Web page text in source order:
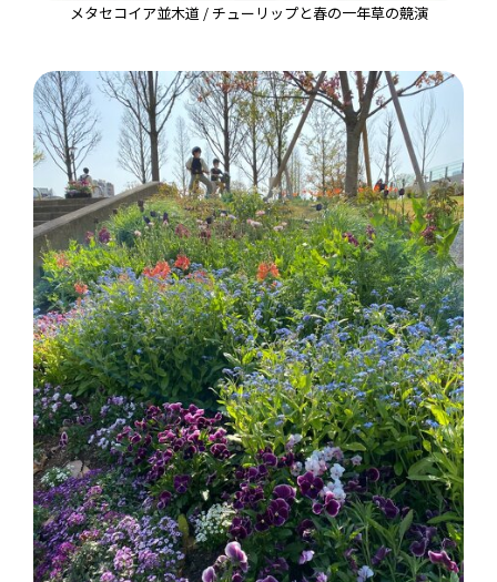
メタセコイア並木道 / チューリップと春の一年草の競演